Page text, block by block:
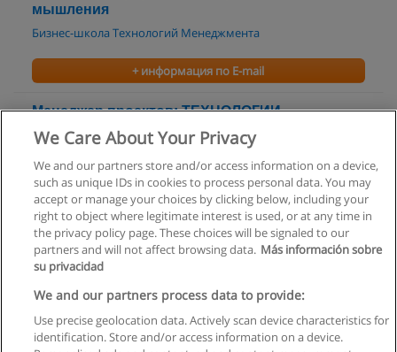
мышления
Бизнес-школа Технологий Менеджмента
+ информация по E-mail
Менеджер проектов: ТЕХНОЛОГИИ
ПРОЕКТНОГО УПРАВЛЕНИЯ
Бизнес-школа Технологий Менеджмента
+ информация по E-mail
Правила пользования
Конфиденциальность информации
We Care About Your Privacy
We and our partners store and/or access information on a device,
such as unique IDs in cookies to process personal data. You may
accept or manage your choices by clicking below, including your
right to object where legitimate interest is used, or at any time in
the privacy policy page. These choices will be signaled to our
partners and will not affect browsing data. Más información sobre
su privacidad
We and our partners process data to provide:
Use precise geolocation data. Actively scan device characteristics for
identification. Store and/or access information on a device.